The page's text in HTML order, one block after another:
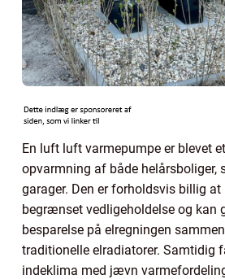
En luft luft varmepumpe er blevet
opvarmning af både helårsboliger,
garager. Den er forholdsvis billig
begrænset vedligeholdelse og kan
besparelse på elregningen
traditionelle elradiatorer. Samtidig
indeklima med jævn